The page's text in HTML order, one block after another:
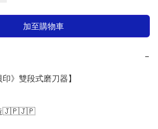
加至購物車
−
》雙段式磨刀器】
🇯🇵🇯🇵